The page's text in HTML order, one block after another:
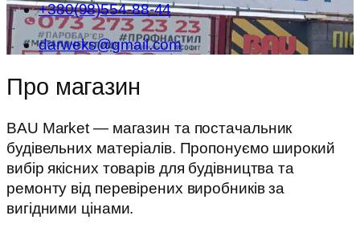
+380(98)554-88-44
darweks@gmail.com
Про магазин
BAU Market — магазин та постачальник
будівельних матеріалів. Пропонуємо широкий
вибір якісних товарів для будівництва та
ремонту від перевірених виробників за
вигідними цінами.